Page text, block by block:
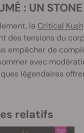
: UN
la Critical Kush
des tensions du
empêcher de
avec
légendaires
relatifs